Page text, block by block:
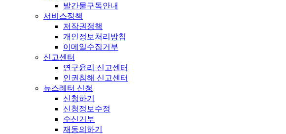
발간물구독안내
서비스정책
저작권정책
개인정보처리방침
이메일수집거부
신고센터
연구윤리 신고센터
인권침해 신고센터
뉴스레터 신청
신청하기
신청정보수정
수신거부
재동의하기